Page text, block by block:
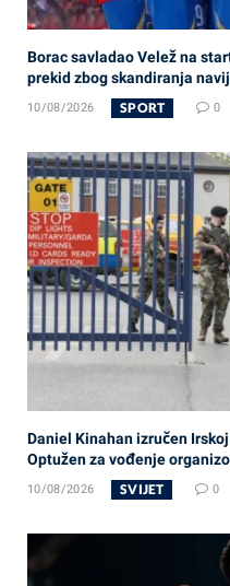
Borac savladao Velež na
prekid zbog skandiranja
10/08/2026 SPORT 0
Daniel Kinahan izručen
Optužen za vođenje
10/08/2026 SVIJET 0